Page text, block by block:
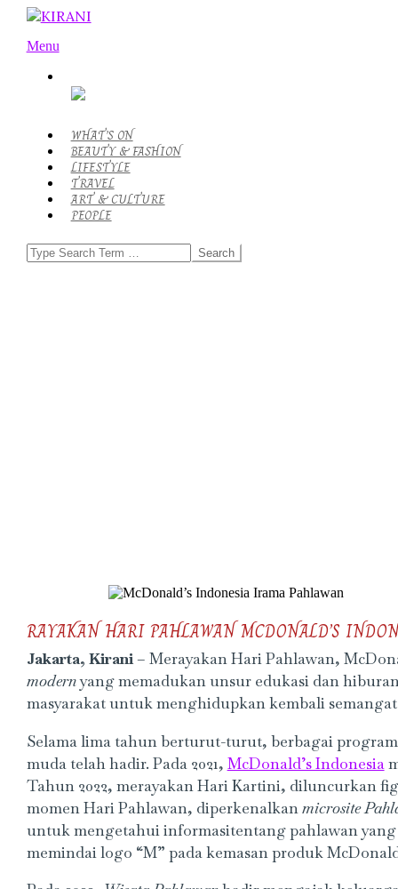
Skip
content
Primary
Menu
Menu
WHAT’S ON
BEAUTY & FASHION
LIFESTYLE
TRAVEL
ART & CULTURE
PEOPLE
Search
RAYAKAN HARI PAHLAWAN MCDONALD’S
Jakarta, Kirani– Merayakan Hari Pahlawan,
modernyang memadukan unsur edukasi dan
masyarakat untuk menghidupkan kembali
Selama lima tahun berturut-turut, berbagai
muda telah hadir. Pada 2021, McDonald’s Indonesia
Tahun 2022, merayakan Hari Kartini, diluncurkan
momen Hari Pahlawan, diperkenalkanmicrosite
untuk mengetahui informasitentang pahlawan
memindai logo “M” pada kemasan produk